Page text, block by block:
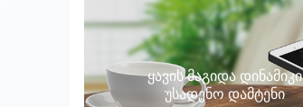
ყავის მაგიდა დინამიკი
უსადენო დამტენი